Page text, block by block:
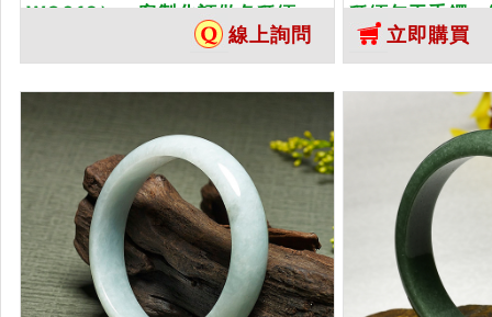
WG012）。客製化訂做各種緬
線上詢問
種緬甸玉手鐲
貨翡...立即購買